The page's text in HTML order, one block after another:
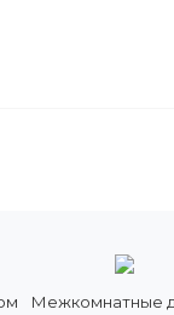
Межкомнатные